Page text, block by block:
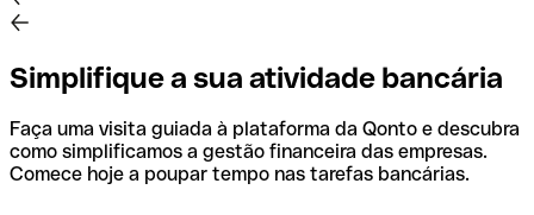
Simplifique a sua atividade bancária
Faça uma visita guiada à plataforma da Qonto e descubra
como simplificamos a gestão financeira das empresas.
Comece hoje a poupar tempo nas tarefas bancárias.